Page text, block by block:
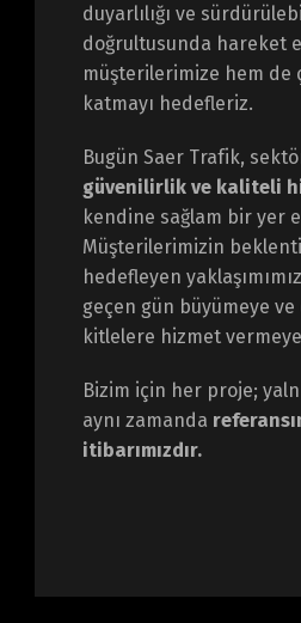
duyarlılığı ve
doğrultusunda hareket
müşterilerimize hem de
katmayı hedefleriz.
Bugün Saer Trafik,
güvenilirlik ve kaliteli
kendine sağlam bir yer
Müşterilerimizin
hedefleyen
geçen gün büyümeye
kitlelere hizmet
Bizim için her proje;
aynı zamanda
itibarımızdır.